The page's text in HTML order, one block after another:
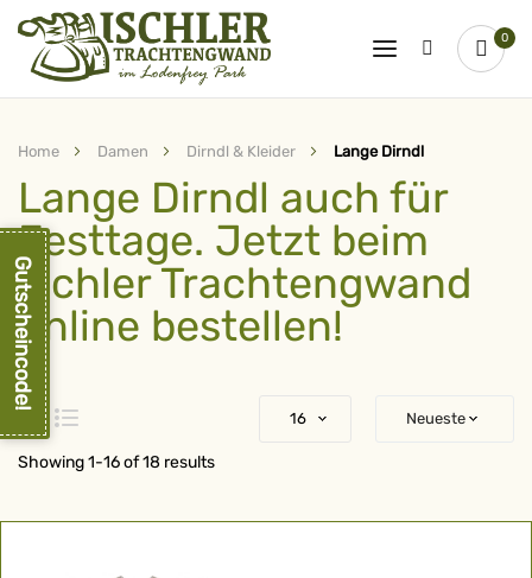
0
Home Damen Dirndl & Kleider Lange Dirndl
Lange Dirndl auch für
Festtage. Jetzt beim
Ischler Trachtengwand
online bestellen!
Raster
Showing1-16of18 results
Gutscheincode!